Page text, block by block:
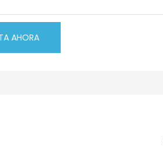
AHORA